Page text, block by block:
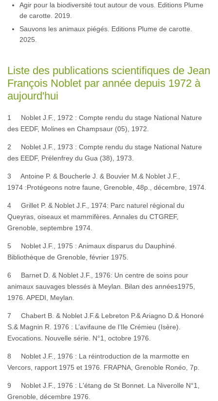
Agir pour la biodiversité tout autour de vous. Editions Plume
de carotte. 2019.
Sauvons les animaux piégés. Editions Plume de carotte.
2025.
Liste des publications scientifiques de Jean
François Noblet par année depuis 1972 à
aujourd'hui
1 Noblet J.F., 1972 : Compte rendu du stage National Nature
des EEDF, Molines en Champsaur (05), 1972.
2 Noblet J.F., 1973 : Compte rendu du stage National Nature
des EEDF, Prélenfrey du Gua (38), 1973.
3 Antoine P. & Boucherle J. & Bouvier M.& Noblet J.F.,
1974 :Protégeons notre faune, Grenoble, 48p., décembre, 1974.
4 Grillet P. & Noblet J.F., 1974: Parc naturel régional du
Queyras, oiseaux et mammifères. Annales du CTGREF,
Grenoble, septembre 1974.
5 Noblet J.F., 1975 : Animaux disparus du Dauphiné.
Bibliothèque de Grenoble, février 1975.
6 Barnet D. & Noblet J.F., 1976: Un centre de soins pour
animaux sauvages blessés à Meylan. Bilan des années1975,
1976. APEDI, Meylan.
7 Chabert B. & Noblet J.F.& Lebreton P.& Ariagno D.& Honoré
S.& Magnin R. 1976 : L’avifaune de l’Ile Crémieu (Isère).
Evocations. Nouvelle série. N°1, octobre 1976.
8 Noblet J.F., 1976 : La réintroduction de la marmotte en
Vercors, rapport 1975 et 1976. FRAPNA, Grenoble Ronéo, 7p.
9 Noblet J.F., 1976 : L'étang de St Bonnet. La Niverolle N°1,
Grenoble, décembre 1976.